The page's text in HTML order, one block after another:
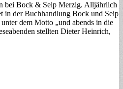
bei Bock & Seip Merzig. Alljährlich
in der Buchhandlung Bock und Seip
dem Motto „und abends in die
stellten Dieter Heinrich,